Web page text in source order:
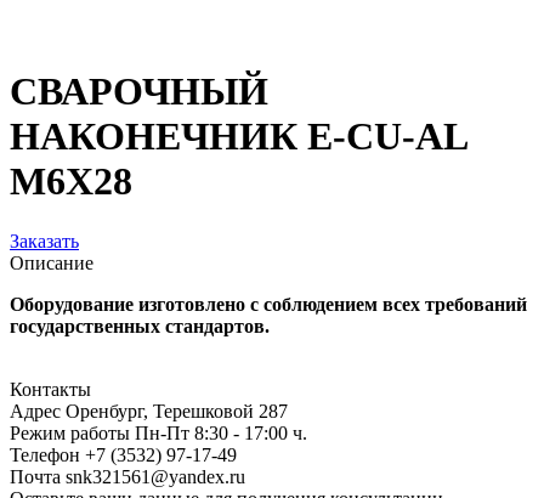
СВАРОЧНЫЙ
НАКОНЕЧНИК E-CU-AL
M6X28
Заказать
Описание
Оборудование изготовлено с соблюдением всех требований
государственных стандартов.
Контакты
Адрес Оренбург, Терешковой 287
Режим работы Пн-Пт 8:30 - 17:00 ч.
Телефон +7 (3532) 97-17-49
Почта snk321561@yandex.ru